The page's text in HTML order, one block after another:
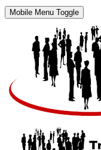
Mobile Menu Toggle